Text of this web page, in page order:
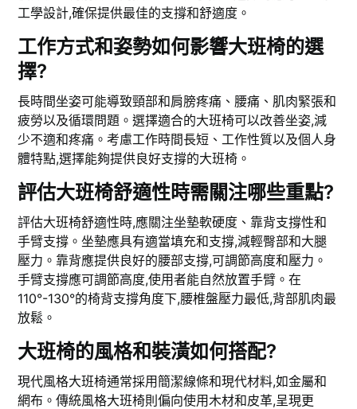
工學設計,確保提供最佳的支撐和舒適度。
工作方式和姿勢如何影響大班椅的選
擇?
長時間坐姿可能導致頸部和肩膀疼痛、腰痛、肌肉緊張和
疲勞以及循環問題。選擇適合的大班椅可以改善坐姿,減
少不適和疼痛。考慮工作時間長短、工作性質以及個人身
體特點,選擇能夠提供良好支撐的大班椅。
評估大班椅舒適性時需關注哪些重點?
評估大班椅舒適性時,應關注坐墊軟硬度、靠背支撐性和
手臂支撐。坐墊應具有適當填充和支撐,減輕臀部和大腿
壓力。靠背應提供良好的腰部支撐,可調節高度和壓力。
手臂支撐應可調節高度,使用者能自然放置手臂。在
110°-130°的椅背支撐角度下,腰椎盤壓力最低,背部肌肉最
放鬆。
大班椅的風格和裝潢如何搭配?
現代風格大班椅通常採用簡潔線條和現代材料,如金屬和
網布。傳統風格大班椅則偏向使用木材和皮革,呈現更